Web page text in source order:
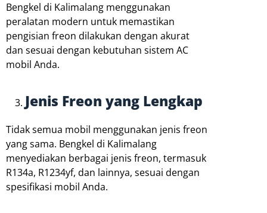
Bengkel di Kalimalang menggunakan
peralatan modern untuk memastikan
pengisian freon dilakukan dengan akurat
dan sesuai dengan kebutuhan sistem AC
mobil Anda.
Jenis Freon yang Lengkap
Tidak semua mobil menggunakan jenis freon
yang sama. Bengkel di Kalimalang
menyediakan berbagai jenis freon, termasuk
R134a, R1234yf, dan lainnya, sesuai dengan
spesifikasi mobil Anda.